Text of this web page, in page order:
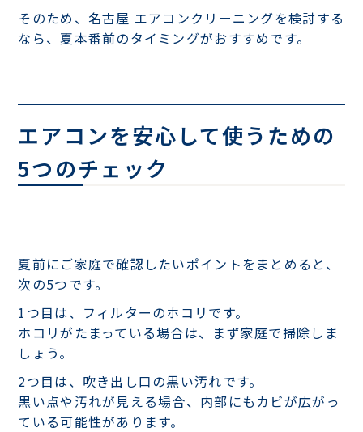
そのため、名古屋 エアコンクリーニングを検討する
なら、夏本番前のタイミングがおすすめです。
エアコンを安心して使うための
5つのチェック
夏前にご家庭で確認したいポイントをまとめると、
次の5つです。
1つ目は、フィルターのホコリです。
ホコリがたまっている場合は、まず家庭で掃除しま
しょう。
2つ目は、吹き出し口の黒い汚れです。
黒い点や汚れが見える場合、内部にもカビが広がっ
ている可能性があります。